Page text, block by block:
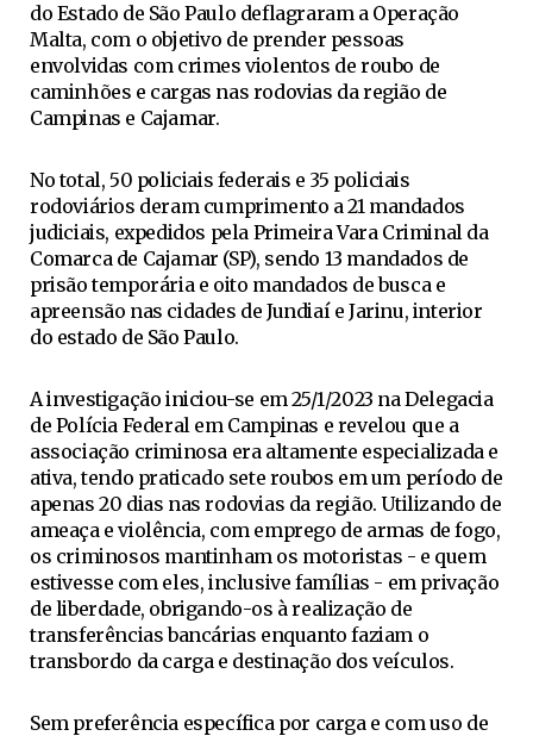
do Estado de São Paulo deflagraram a Operação
Malta, com o objetivo de prender pessoas
envolvidas com crimes violentos de roubo de
caminhões e cargas nas rodovias da região de
Campinas e Cajamar.
No total, 50 policiais federais e 35 policiais
rodoviários deram cumprimento a 21 mandados
judiciais, expedidos pela Primeira Vara Criminal da
Comarca de Cajamar (SP), sendo 13 mandados de
prisão temporária e oito mandados de busca e
apreensão nas cidades de Jundiaí e Jarinu, interior
do estado de São Paulo.
A investigação iniciou-se em 25/1/2023 na Delegacia
de Polícia Federal em Campinas e revelou que a
associação criminosa era altamente especializada e
ativa, tendo praticado sete roubos em um período de
apenas 20 dias nas rodovias da região. Utilizando de
ameaça e violência, com emprego de armas de fogo,
os criminosos mantinham os motoristas - e quem
estivesse com eles, inclusive famílias - em privação
de liberdade, obrigando-os à realização de
transferências bancárias enquanto faziam o
transbordo da carga e destinação dos veículos.
Sem preferência específica por carga e com uso de